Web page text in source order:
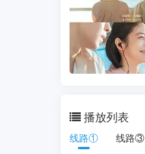
播放列表
线路① 线路③